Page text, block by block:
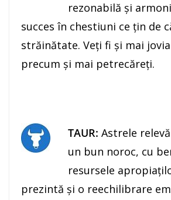
rezonabilă şi
succes în chestiuni ce ţin de
străinătate. Veţi fi şi mai
precum şi mai petrecăreţi.
TAUR: Astrele
un bun noroc, cu
resursele
prezintă şi o reechilibrare